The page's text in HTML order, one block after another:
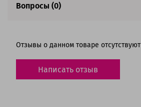
Вопросы (0)
Отзывы о данном товаре отсутствуют
Написать отзыв